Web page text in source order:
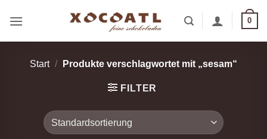
Inhalt
0
Start / Produkte verschlagwortet mit „sesam“
FILTER